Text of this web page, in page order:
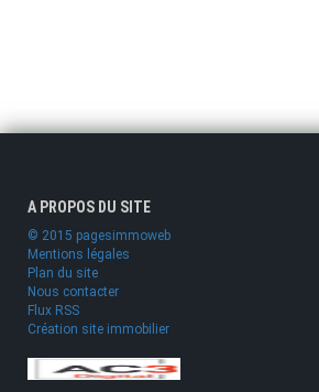
A PROPOS DU SITE
© 2015 pagesimmoweb
Mentions légales
Plan du site
Nous contacter
Flux RSS
Création site immobilier